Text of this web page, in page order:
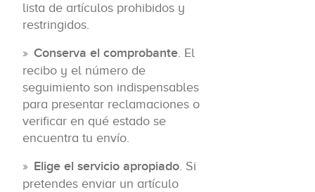
lista de artículos prohibidos y
restringidos.
Conserva el comprobante. El
recibo y el número de
seguimiento son indispensables
para presentar reclamaciones o
verificar en qué estado se
encuentra tu envío.
Elige el servicio apropiado. Si
pretendes enviar un artículo